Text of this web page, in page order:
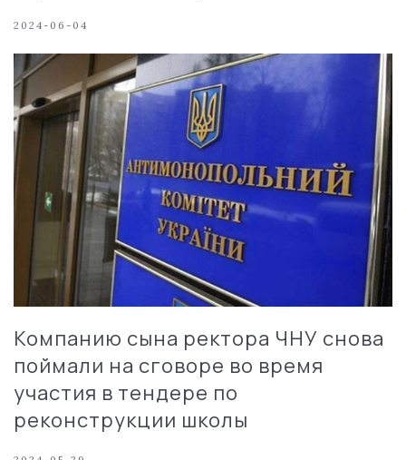
2024-06-04
Компанию сына ректора ЧНУ снова
поймали на сговоре во время
участия в тендере по
реконструкции школы